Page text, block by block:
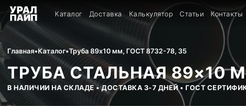
Каталог Доставка Калькулятор Статьи Контакты
Главная•Каталог•Труба 89x10 мм, ГОСТ 8732-78, 35
ТРУБА СТАЛЬНАЯ 89×10
В НАЛИЧИИ НА СКЛАДЕ • ДОСТАВКА 3-7 ДНЕЙ • ГОСТ